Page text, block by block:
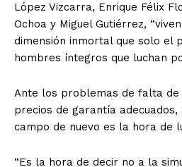
López Vizcarra, Enrique Félix
Ochoa y Miguel Gutiérrez,
dimensión inmortal que solo el
hombres íntegros que luchan
Ante los problemas de falta de
precios de garantía
campo de nuevo es la hora de
“Es la hora de decir no a la